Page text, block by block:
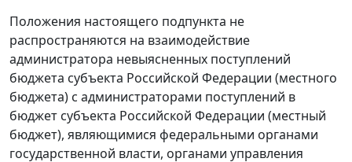
Положения настоящего подпункта не
распространяются на взаимодействие
администратора невыясненных поступлений
бюджета субъекта Российской Федерации (местного
бюджета) с администраторами поступлений в
бюджет субъекта Российской Федерации (местный
бюджет), являющимися федеральными органами
государственной власти, органами управления